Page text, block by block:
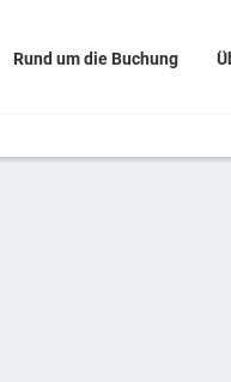
Rund um die Buchung